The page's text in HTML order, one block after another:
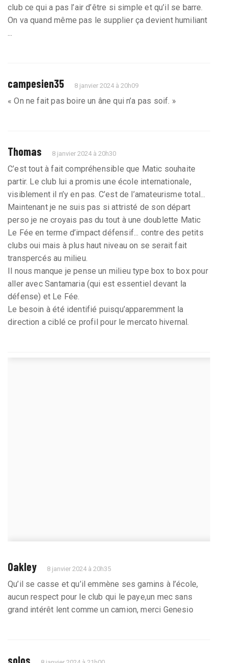
club ce qui a pas l’air d’être si simple et qu’il se barre.
On va quand même pas le supplier ça devient humiliant
campesien35 8 janvier 2024 à 20h09
« On ne fait pas boire un âne qui n’a pas soif. »
Thomas 8 janvier 2024 à 20h30
C’est tout à fait compréhensible que Matic souhaite
partir. Le club lui a promis une école internationale,
visiblement il n’y en pas. C’est de l’amateurisme total...
Maintenant je ne suis pas si attristé de son départ
perso je ne croyais pas du tout à une doublette Matic
Le Fée en terme d’impact défensif... contre des petits
clubs oui mais à plus haut niveau on se serait fait
transpercés au milieu.
Il nous manque je pense un milieu type box to box pour
aller avec Santamaria (qui est essentiel devant la
défense) et Le Fée.
Le besoin à été identifié puisqu’apparemment la
direction a ciblé ce profil pour le mercato hivernal.
Oakley 8 janvier 2024 à 20h35
Qu’il se casse et qu’il emmène ses gamins à l’école,
aucun respect pour le club qui le paye,un mec sans
grand intérêt lent comme un camion, merci Genesio
solos